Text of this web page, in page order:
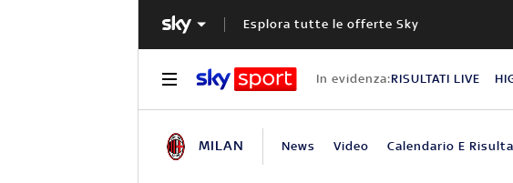
Esplora tutte le offerte Sky
In evidenza:RISULTATI LIVE
MILAN News Video Calendario E